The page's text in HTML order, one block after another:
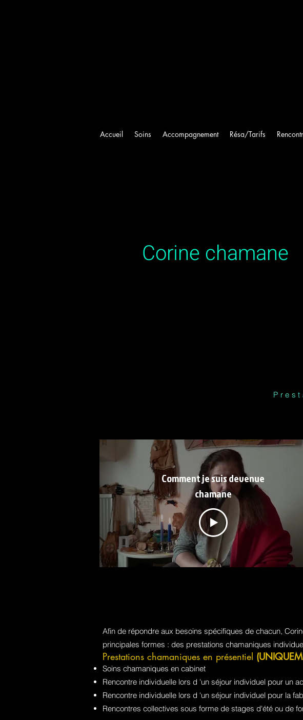
Accueil Soins Accompagnement Résa/Tarifs
Corine chamane
Comment je suis devenue
chamane
Afin de répondre aux besoins spécifiques de chacun,
principales formes : des prestations chamaniques
Prestations chamaniques en présentiel
Soins chamaniques en cabinet
Rencontre individuelle lors d 'un séjour individuel pour un
Rencontre individuelle lors d 'un séjour individuel pour la
Rencontres collectives sous forme de stages d'été ou de